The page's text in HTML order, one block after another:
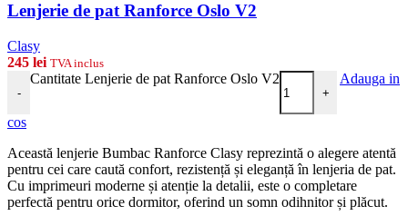
Lenjerie de pat Ranforce Oslo V2
Clasy
245 lei TVA inclus
-
Cantitate Lenjerie de pat Ranforce Oslo V2
+
Adauga in
cos
Această lenjerie Bumbac Ranforce Clasy reprezintă o alegere atentă
pentru cei care caută confort, rezistență și eleganță în lenjeria de pat.
Cu imprimeuri moderne și atenție la detalii, este o completare
perfectă pentru orice dormitor, oferind un somn odihnitor și plăcut.